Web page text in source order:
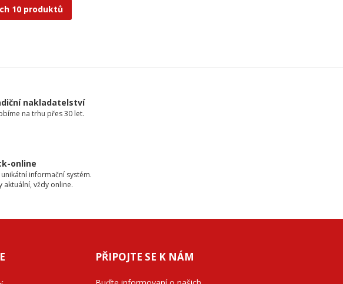
10 produktů
nakladatelství
na trhu přes 30 let.
online
unikátní informační systém.
aktuální, vždy online.
PŘIPOJTE SE K NÁM